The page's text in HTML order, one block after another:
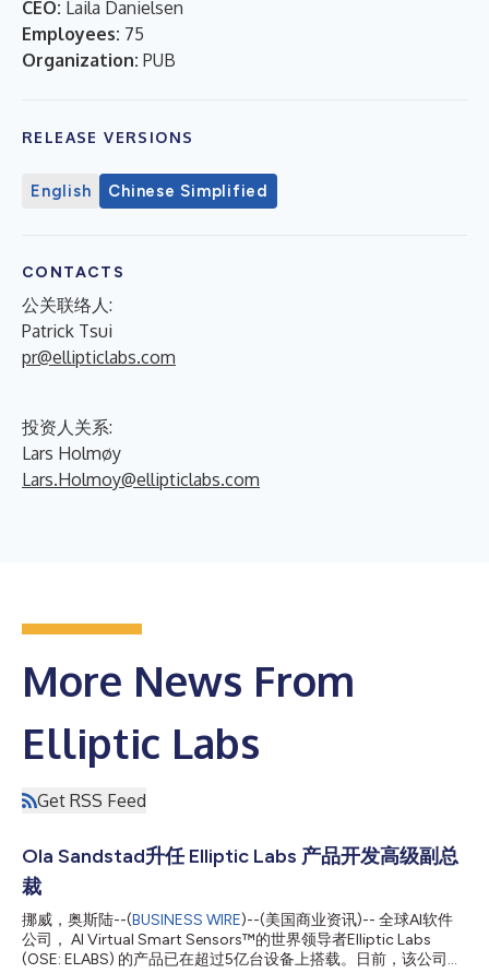
CEO: Laila Danielsen
Employees: 75
Organization: PUB
RELEASE VERSIONS
English Chinese Simplified
CONTACTS
公关联络人:
Patrick Tsui
pr@ellipticlabs.com
投资人关系:
Lars Holmøy
Lars.Holmoy@ellipticlabs.com
More News From
Elliptic Labs
Get RSS Feed
Ola Sandstad升任 Elliptic Labs 产品开发高级副总
裁
挪威，奥斯陆--(BUSINESS WIRE)--(美国商业资讯)-- 全球AI软件
公司， AI Virtual Smart Sensors™的世界领导者Elliptic Labs
(OSE: ELABS) 的产品已在超过5亿台设备上搭载。日前，该公司宣